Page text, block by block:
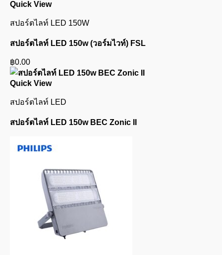
Quick View
สปอร์ตไลท์ LED 150W
สปอร์ตไลท์ LED 150w (วอร์มไวท์) FSL
฿0.00
Quick View
สปอร์ตไลท์ LED
สปอร์ตไลท์ LED 150w BEC Zonic II